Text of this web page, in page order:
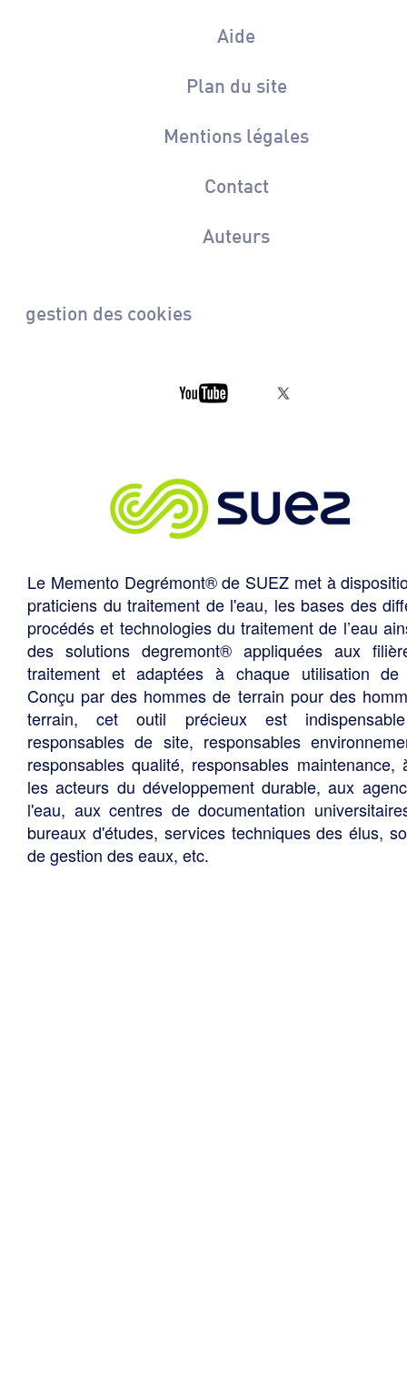
Aide
Plan du site
Mentions légales
Contact
Auteurs
gestion des cookies
Le Memento Degrémont® de SUEZ met à
praticiens du traitement de l'eau, les bases des
procédés et technologies du traitement de l’eau
des solutions degremont® appliquées aux
traitement et adaptées à chaque utilisation de
Conçu par des hommes de terrain pour des
terrain, cet outil précieux est
responsables de site, responsables
responsables qualité, responsables maintenance,
les acteurs du développement durable, aux
l'eau, aux centres de documentation
bureaux d'études, services techniques des élus,
de gestion des eaux, etc.